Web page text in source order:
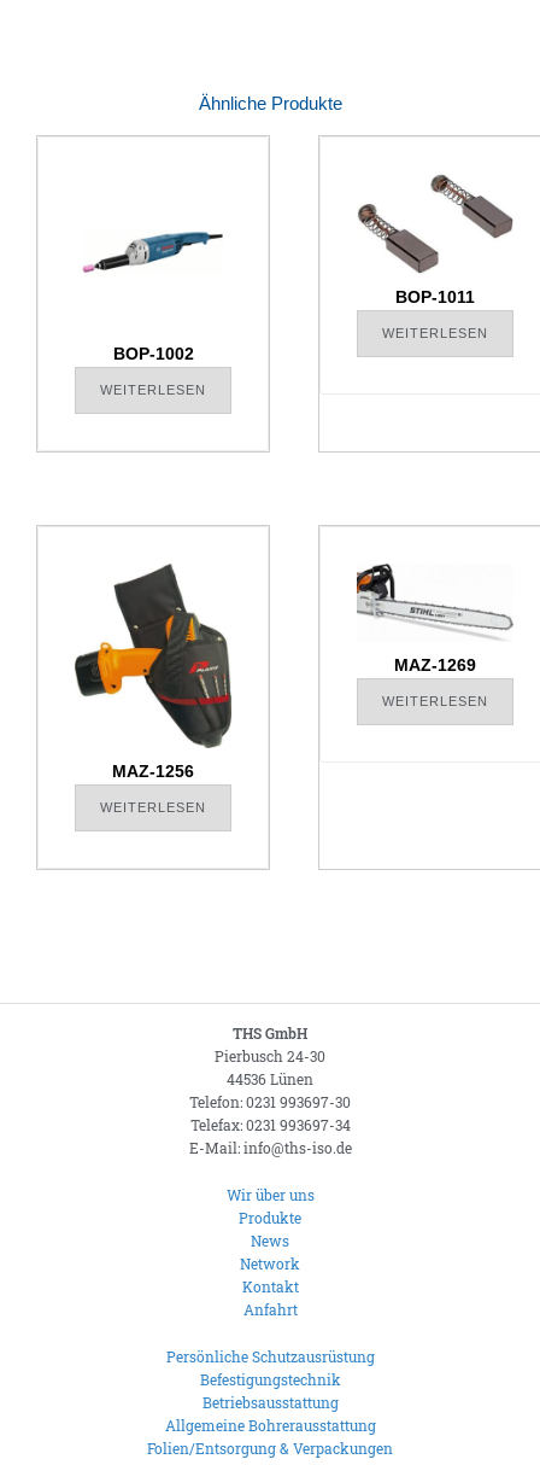
Ähnliche Produkte
BOP-1002
WEITERLESEN
BOP-1011
WEITERLESEN
MAZ-1256
WEITERLESEN
MAZ-1269
WEITERLESEN
THS GmbH
Pierbusch 24-30
44536 Lünen
Telefon: 0231 993697-30
Telefax: 0231 993697-34
E-Mail: info@ths-iso.de
Wir über uns
Produkte
News
Network
Kontakt
Anfahrt
Persönliche Schutzausrüstung
Befestigungstechnik
Betriebsausstattung
Allgemeine Bohrerausstattung
Folien/Entsorgung & Verpackungen